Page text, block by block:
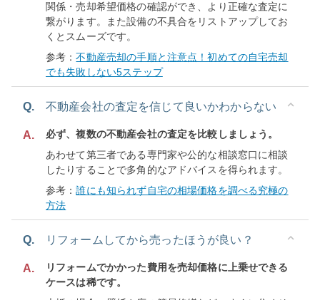
関係・売却希望価格の確認ができ、より正確な査定に
繋がります。また設備の不具合をリストアップしてお
くとスムーズです。
参考：不動産売却の手順と注意点！初めての自宅売却
でも失敗しない5ステップ
Q. 不動産会社の査定を信じて良いかわからない
A.
必ず、複数の不動産会社の査定を比較しましょう。
あわせて第三者である専門家や公的な相談窓口に相談
したりすることで多角的なアドバイスを得られます。
参考：誰にも知られず自宅の相場価格を調べる究極の
方法
Q. リフォームしてから売ったほうが良い？
A.
リフォームでかかった費用を売却価格に上乗せできる
ケースは稀です。